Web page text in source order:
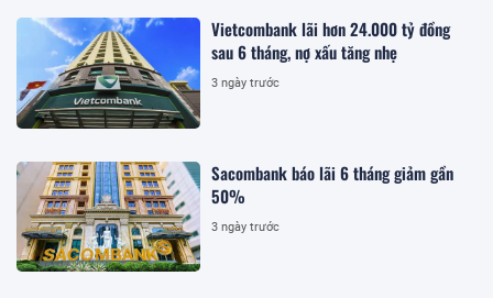
Vietcombank lãi hơn 24.000 tỷ đồng
sau 6 tháng, nợ xấu tăng nhẹ
3 ngày trước
Sacombank báo lãi 6 tháng giảm gần
50%
3 ngày trước